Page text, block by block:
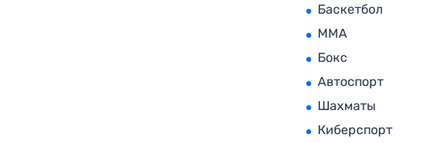
Баскетбол
MMA
Бокс
Автоспорт
Шахматы
Киберспорт